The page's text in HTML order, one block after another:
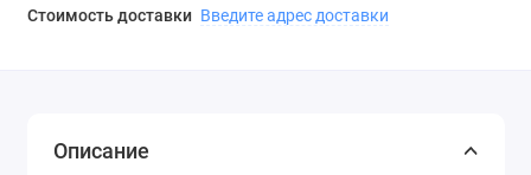
Стоимость доставки Введите адрес доставки
Описание